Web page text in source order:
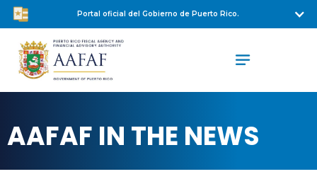
Portal oficial del Gobierno de Puerto Rico.
AAFAF IN THE NEWS